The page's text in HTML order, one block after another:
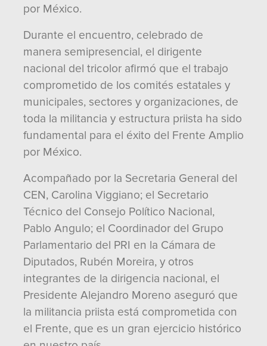
por México.
Durante el encuentro, celebrado de
manera semipresencial, el dirigente
nacional del tricolor afirmó que el trabajo
comprometido de los comités estatales y
municipales, sectores y organizaciones, de
toda la militancia y estructura priista ha sido
fundamental para el éxito del Frente Amplio
por México.
Acompañado por la Secretaria General del
CEN, Carolina Viggiano; el Secretario
Técnico del Consejo Político Nacional,
Pablo Angulo; el Coordinador del Grupo
Parlamentario del PRI en la Cámara de
Diputados, Rubén Moreira, y otros
integrantes de la dirigencia nacional, el
Presidente Alejandro Moreno aseguró que
la militancia priista está comprometida con
el Frente, que es un gran ejercicio histórico